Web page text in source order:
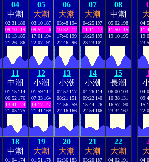
04
中潮
02:31 180
09:10
19
16:13 185
21:26
86
05
大潮
03:10 187
09:52
0
17:01 194
22:07
91
06
大潮
03:48 194
10:32 -12
17:46 199
22:46
96
07
大潮
04:25 197
11:11 -17
18:29 199
23:23 101
08
中潮
05:02 198
11:50 -15
19:10 195
11
中潮
01:15 114
06:52 176
13:41
24
21:05 175
12
小潮
01:59 117
07:33 164
14:17
42
21:41 169
13
小潮
02:57 117
08:21 151
14:56
59
22:16 166
14
小潮
04:26 114
09:22 140
15:44
76
22:54 166
15
長潮
06:00 103
10:38 131
16:57
90
23:34 167
18
中潮
01:04 174
19
大潮
01:51 178
20
大潮
02:36 183
21
大潮
03:20 187
22
大潮
04:02 191